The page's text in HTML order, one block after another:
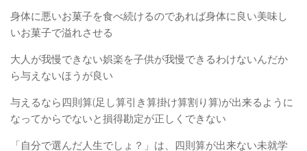
身体に悪いお菓子を食べ続けるのであれば身体に良い美味し
いお菓子で溢れさせる
大人が我慢できない娯楽を子供が我慢できるわけないんだか
ら与えないほうが良い
与えるなら四則算(足し算引き算掛け算割り算)が出来るように
なってからでないと損得勘定が正しくできない
「自分で選んだ人生でしょ？」は、四則算が出来ない未就学